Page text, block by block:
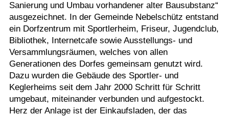
Sanierung und Umbau vorhandener alter Bausubstanz“
ausgezeichnet. In der Gemeinde Nebelschütz entstand
ein Dorfzentrum mit Sportlerheim, Friseur, Jugendclub,
Bibliothek, Internetcafe sowie Ausstellungs- und
Versammlungsräumen, welches von allen
Generationen des Dorfes gemeinsam genutzt wird.
Dazu wurden die Gebäude des Sportler- und
Keglerheims seit dem Jahr 2000 Schritt für Schritt
umgebaut, miteinander verbunden und aufgestockt.
Herz der Anlage ist der Einkaufsladen, der das